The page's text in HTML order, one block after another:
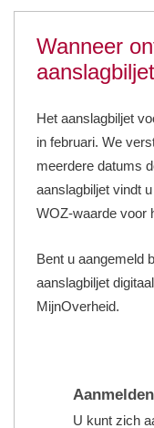
Wanneer
Het aanslagbiljet
in februari. We
meerdere datums
aanslagbiljet vindt
WOZ-waarde voor
Bent u aangemeld
aanslagbiljet
MijnOverheid.
U kunt zich